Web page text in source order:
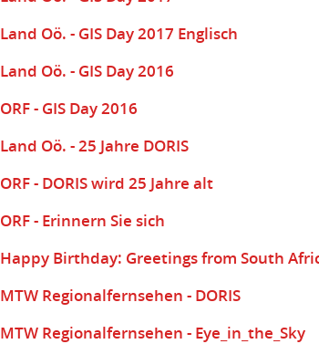
Land Oö. - GIS Day 2017 Englisch
Land Oö. - GIS Day 2016
ORF - GIS Day 2016
Land Oö. - 25 Jahre DORIS
ORF - DORIS wird 25 Jahre alt
ORF - Erinnern Sie sich
Happy Birthday: Greetings from South
MTW Regionalfernsehen - DORIS
MTW Regionalfernsehen - Eye_in_the_Sky